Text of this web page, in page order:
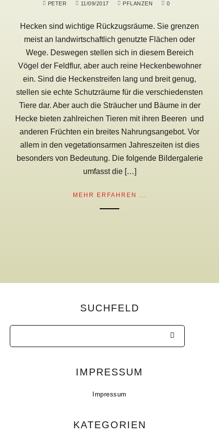
PETER 11/09/2017 PFLANZEN 0
Hecken sind wichtige Rückzugsräume. Sie grenzen
meist an landwirtschaftlich genutzte Flächen oder
Wege. Deswegen stellen sich in diesem Bereich
Vögel der Feldflur, aber auch reine Heckenbewohner
ein. Sind die Heckenstreifen lang und breit genug,
stellen sie echte Schutzräume für die verschiedensten
Tiere dar. Aber auch die Sträucher und Bäume in der
Hecke bieten zahlreichen Tieren mit ihren Beeren und
anderen Früchten ein breites Nahrungsangebot. Vor
allem in den vegetationsarmen Jahreszeiten ist dies
besonders von Bedeutung. Die folgende Bildergalerie
umfasst die […]
MEHR ERFAHREN ...
SUCHFELD
IMPRESSUM
Impressum
KATEGORIEN